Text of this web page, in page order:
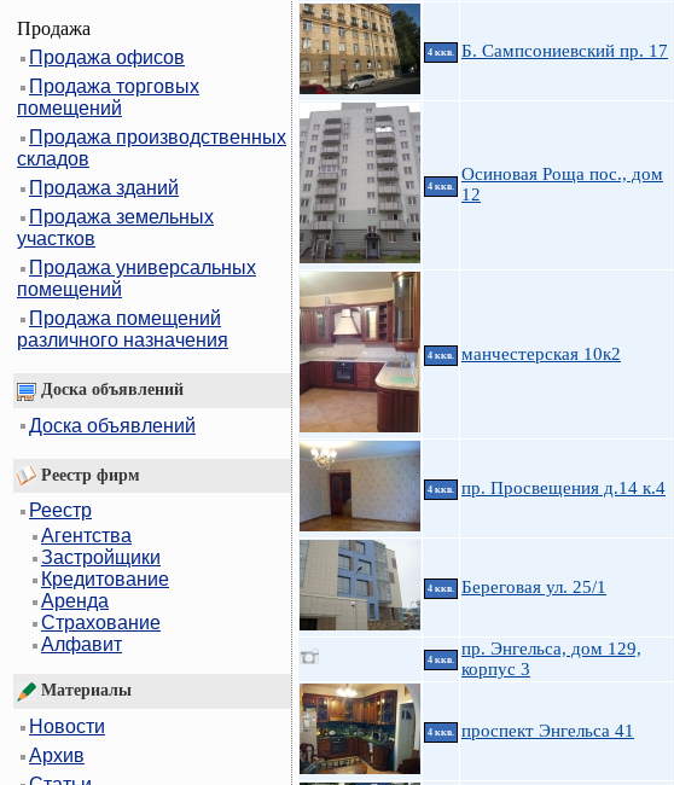
Продажа
Продажа офисов
Продажа торговых
помещений
Продажа производственных
складов
Продажа зданий
Продажа земельных
участков
Продажа универсальных
помещений
Продажа помещений
различного назначения
Доска объявлений
Доска объявлений
Реестр фирм
Реестр
Агентства
Застройщики
Кредитование
Аренда
Страхование
Алфавит
Материалы
Новости
Архив
4 ккв. Б. Сампсониевский пр. 17
4 ккв.
Осиновая Роща пос., дом
12
4 ккв. манчестерская 10к2
4 ккв. пр. Просвещения д.14 к.4
4 ккв. Береговая ул. 25/1
4 ккв.
пр. Энгельса, дом 129,
корпус 3
4 ккв. проспект Энгельса 41